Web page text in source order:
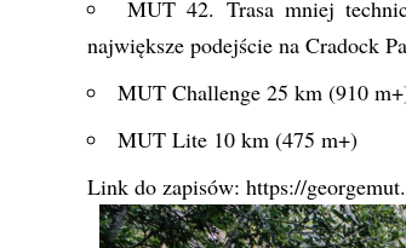
MUT 42. Trasa mniej
największe podejście na Cradock
MUT Challenge 25 km (910
MUT Lite 10 km (475 m+)
Link do zapisów: https://